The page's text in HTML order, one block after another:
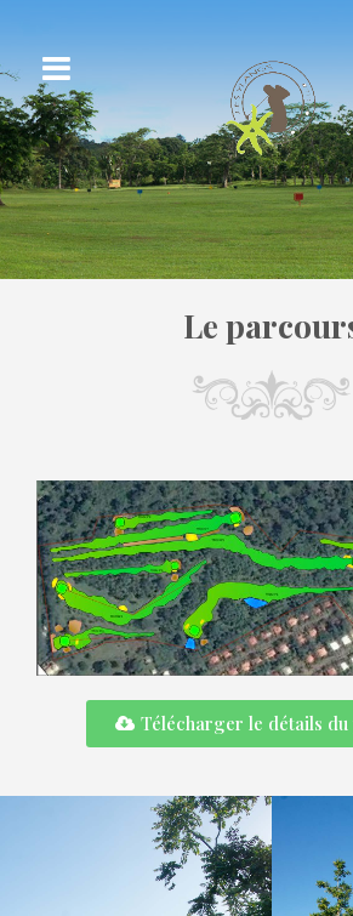
Le
Télécharger le détails